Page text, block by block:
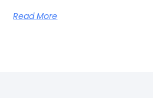
Read More